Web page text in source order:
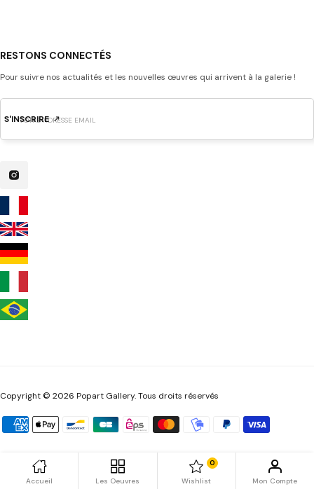
RESTONS CONNECTÉS
Pour suivre nos actualités et les nouvelles œuvres qui arrivent à la galerie !
S'INSCRIRE
Copyright © 2026 Popart Gallery. Tous droits réservés
Accueil Les Oeuvres Wishlist
0
Mon Compte